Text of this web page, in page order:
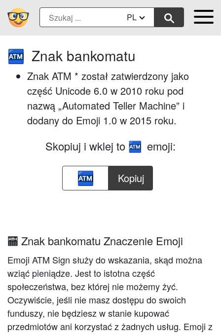
PL
🏧 Znak bankomatu
Znak ATM * został zatwierdzony jako
część Unicode 6.0 w 2010 roku pod
nazwą „Automated Teller Machine” i
dodany do Emoji 1.0 w 2015 roku.
Skopiuj i wklej to 🏧 emoji:
Kopiuj
🏧 Znak bankomatu Znaczenie Emoji
Emoji ATM Sign służy do wskazania, skąd można
wziąć pieniądze. Jest to istotna część
społeczeństwa, bez której nie możemy żyć.
Oczywiście, jeśli nie masz dostępu do swoich
funduszy, nie będziesz w stanie kupować
przedmiotów ani korzystać z żadnych usług. Emoji z